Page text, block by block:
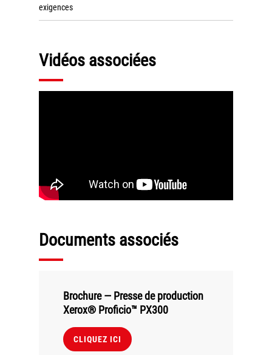
exigences
Vidéos associées
Documents associés
Brochure — Presse de production
Xerox® Proficio™ PX300
CLIQUEZ ICI